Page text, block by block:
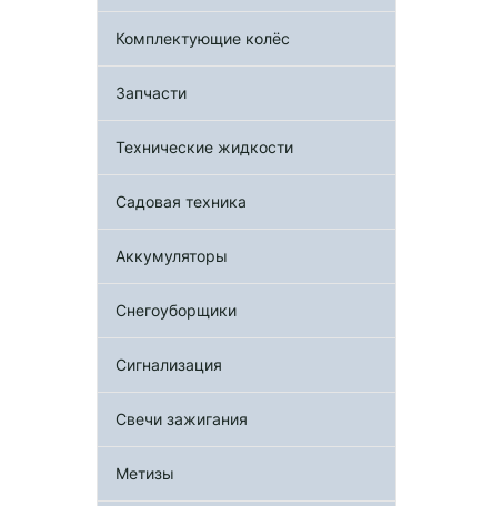
Комплектующие колёс
Запчасти
Технические жидкости
Садовая техника
Аккумуляторы
Снегоуборщики
Сигнализация
Свечи зажигания
Метизы